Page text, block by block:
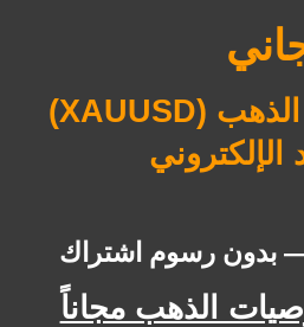
توصيات تداول الذهب (XAUUSD)
الإلكتروني
الذهب مجاناً